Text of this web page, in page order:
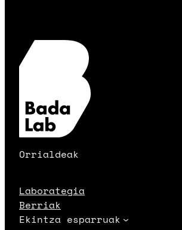
Orrialdeak
Laborategia
Berriak
Ekintza esparruak